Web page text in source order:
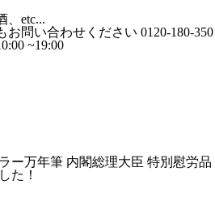
ー万年筆 内閣総理大臣 特別慰労品
た！